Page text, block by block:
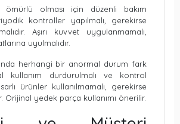
ömürlü olması için düzenli bakım
kontroller yapılmalı, gerekirse
Aşırı kuvvet uygulanmamalı,
uyulmalıdır.
herhangi bir anormal durum fark
kullanım durdurulmalı ve kontrol
ürünler kullanılmamalı, gerekirse
Orijinal yedek parça kullanımı önerilir.